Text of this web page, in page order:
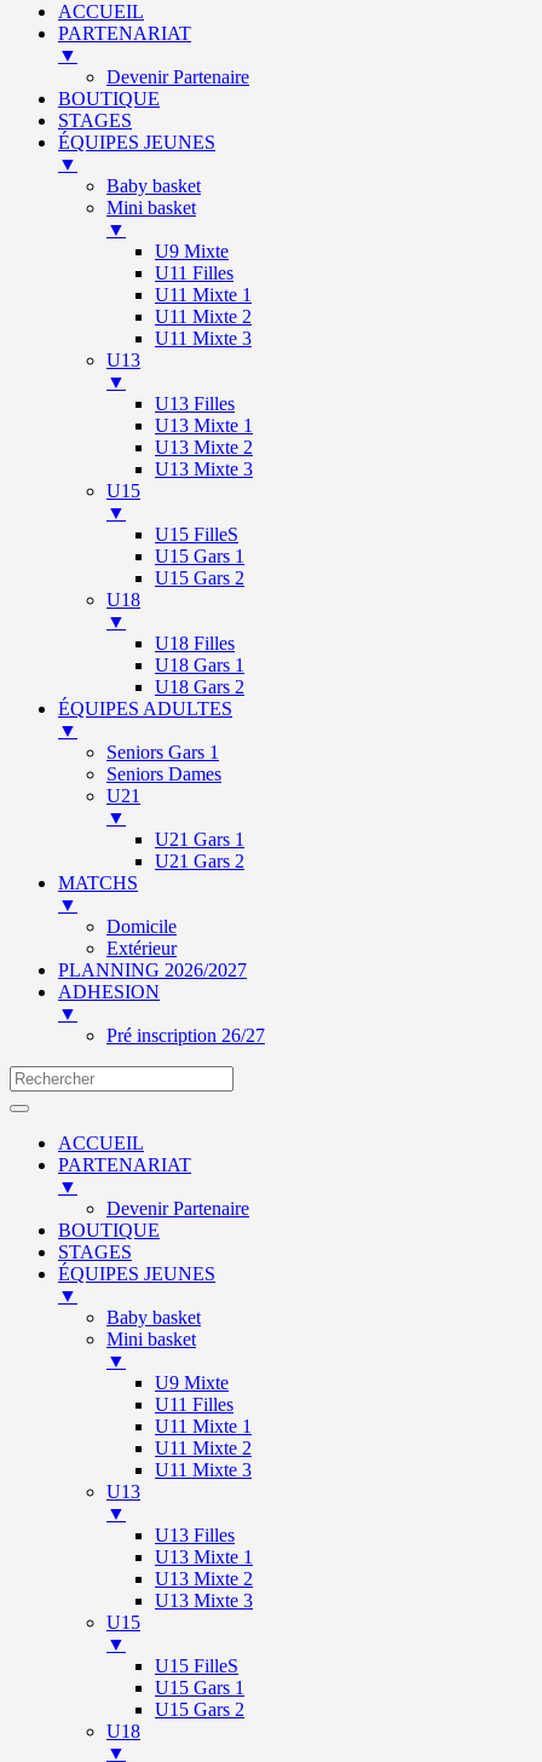
ACCUEIL
PARTENARIAT
▼
Devenir Partenaire
BOUTIQUE
STAGES
ÉQUIPES JEUNES
▼
Baby basket
Mini basket
▼
U9 Mixte
U11 Filles
U11 Mixte 1
U11 Mixte 2
U11 Mixte 3
U13
▼
U13 Filles
U13 Mixte 1
U13 Mixte 2
U13 Mixte 3
U15
▼
U15 FilleS
U15 Gars 1
U15 Gars 2
U18
▼
U18 Filles
U18 Gars 1
U18 Gars 2
ÉQUIPES ADULTES
▼
Seniors Gars 1
Seniors Dames
U21
▼
U21 Gars 1
U21 Gars 2
MATCHS
▼
Domicile
Extérieur
PLANNING 2026/2027
ADHESION
▼
Pré inscription 26/27
ACCUEIL
PARTENARIAT
▼
Devenir Partenaire
BOUTIQUE
STAGES
ÉQUIPES JEUNES
▼
Baby basket
Mini basket
▼
U9 Mixte
U11 Filles
U11 Mixte 1
U11 Mixte 2
U11 Mixte 3
U13
▼
U13 Filles
U13 Mixte 1
U13 Mixte 2
U13 Mixte 3
U15
▼
U15 FilleS
U15 Gars 1
U15 Gars 2
U18
▼